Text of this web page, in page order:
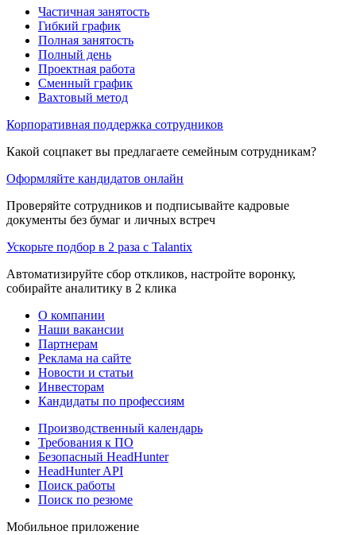
Частичная занятость
Гибкий график
Полная занятость
Полный день
Проектная работа
Сменный график
Вахтовый метод
Корпоративная поддержка сотрудников
Какой соцпакет вы предлагаете семейным сотрудникам?
Оформляйте кандидатов онлайн
Проверяйте сотрудников и подписывайте кадровые
документы без бумаг и личных встреч
Ускорьте подбор в 2 раза с Talantix
Автоматизируйте сбор откликов, настройте воронку,
собирайте аналитику в 2 клика
О компании
Наши вакансии
Партнерам
Реклама на сайте
Новости и статьи
Инвесторам
Кандидаты по профессиям
Производственный календарь
Требования к ПО
Безопасный HeadHunter
HeadHunter API
Поиск работы
Поиск по резюме
Мобильное приложение